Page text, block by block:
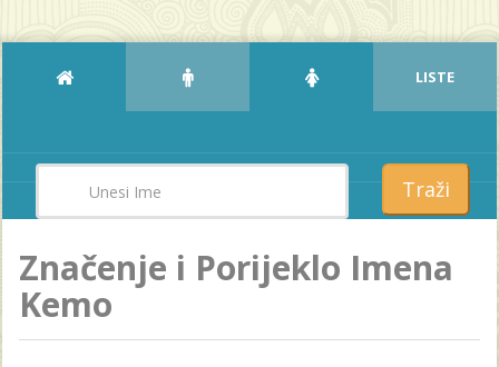
LISTE
Traži
Značenje i Porijeklo Imena
Kemo